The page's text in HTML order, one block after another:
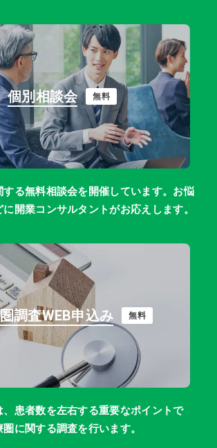
個別相談会 無料
る無料相談会を開催しています。お悩
開業コンサルタントがお応えします。
調査WEB申込み 無料
、患者数を左右する重要なポイントで
に関する調査を行います。